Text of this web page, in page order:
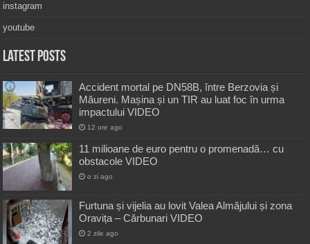
instagram
youtube
Latest Posts
Accident mortal pe DN58B, între Berzovia și
Măureni. Mașina și un TIR au luat foc în urma
impactului VIDEO
12 ore ago
11 milioane de euro pentru o promenadă… cu
obstacole VIDEO
o zi ago
Furtuna și vijelia au lovit Valea Almăjului și zona
Oravița – Cărbunari VIDEO
2 zile ago